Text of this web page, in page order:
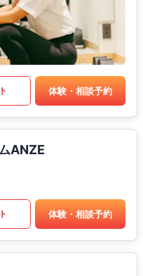
体験・相談予約
ANZE
体験・相談予約